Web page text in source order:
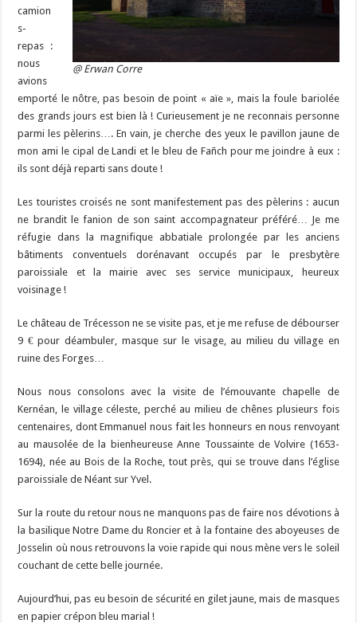
@ Erwan Corre
camion
s-
repas :
nous
avions
emporté le nôtre, pas besoin de point « aïe », mais la foule bariolée
des grands jours est bien là ! Curieusement je ne reconnais personne
parmi les pèlerins…. En vain, je cherche des yeux le pavillon jaune de
mon ami le cipal de Landi et le bleu de Fañch pour me joindre à eux :
ils sont déjà reparti sans doute !
Les touristes croisés ne sont manifestement pas des pèlerins : aucun
ne brandit le fanion de son saint accompagnateur préféré… Je me
réfugie dans la magnifique abbatiale prolongée par les anciens
bâtiments conventuels dorénavant occupés par le presbytère
paroissiale et la mairie avec ses service municipaux, heureux
voisinage !
Le château de Trécesson ne se visite pas, et je me refuse de débourser
9 € pour déambuler, masque sur le visage, au milieu du village en
ruine des Forges…
Nous nous consolons avec la visite de l’émouvante chapelle de
Kernéan, le village céleste, perché au milieu de chênes plusieurs fois
centenaires, dont Emmanuel nous fait les honneurs en nous renvoyant
au mausolée de la bienheureuse Anne Toussainte de Volvire (1653-
1694), née au Bois de la Roche, tout près, qui se trouve dans l’église
paroissiale de Néant sur Yvel.
Sur la route du retour nous ne manquons pas de faire nos dévotions à
la basilique Notre Dame du Roncier et à la fontaine des aboyeuses de
Josselin où nous retrouvons la voie rapide qui nous mène vers le soleil
couchant de cette belle journée.
Aujourd’hui, pas eu besoin de sécurité en gilet jaune, mais de masques
en papier crépon bleu marial !